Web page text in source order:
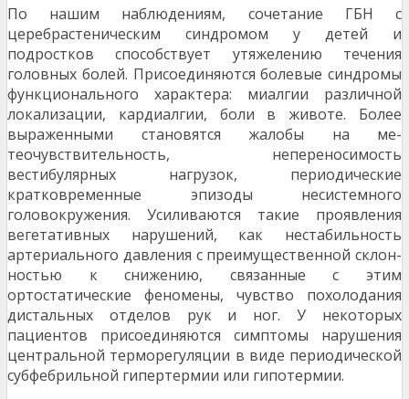
По нашим наблюдениям, сочетание ГБН с
церебрастеническим синдромом у детей и
подростков способ­ствует утяжелению течения
головных болей. Присоеди­няются болевые синдромы
функционального характера: миалгии различной
локализации, кардиалгии, боли в животе. Более
выраженными становятся жалобы на ме­
теочувствительность, непереносимость
вестибулярных нагрузок, периодические
кратковременные эпизоды не­системного
головокружения. Усиливаются такие про­явления
вегетативных нарушений, как нестабильность
артериального давления с преимущественной склон­
ностью к снижению, связанные с этим
ортостатические феномены, чувство похолодания
дистальных отделов рук и ног. У некоторых
пациентов присоединяются симп­томы нарушения
центральной терморегуляции в виде периодической
субфебрильной гипертермии или гипо­термии.